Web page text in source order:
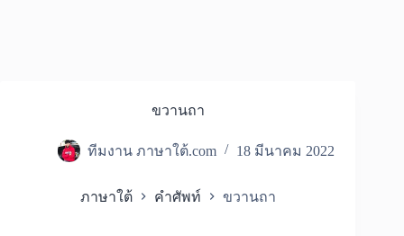
ขวานถา
ทีมงาน ภาษาใต้.com 18 มีนาคม 2022
ภาษาใต้ คำศัพท์ ขวานถา